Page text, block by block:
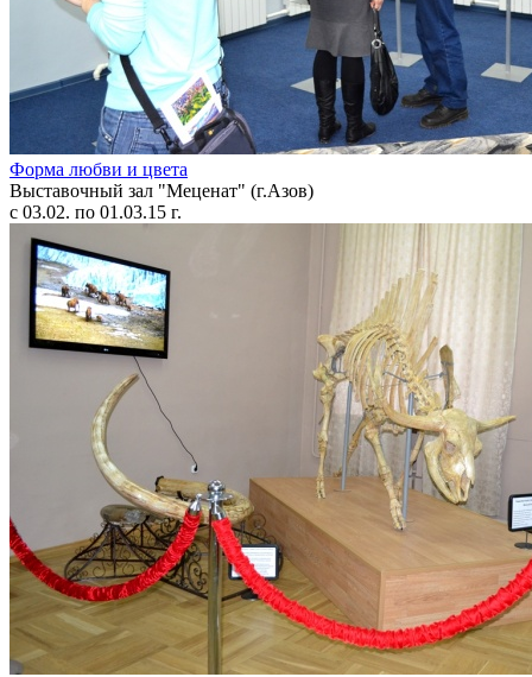
Форма любви и цвета
Выставочный зал "Меценат" (г.Азов)
с 03.02. по 01.03.15 г.